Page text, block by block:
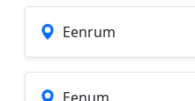
Eenrum